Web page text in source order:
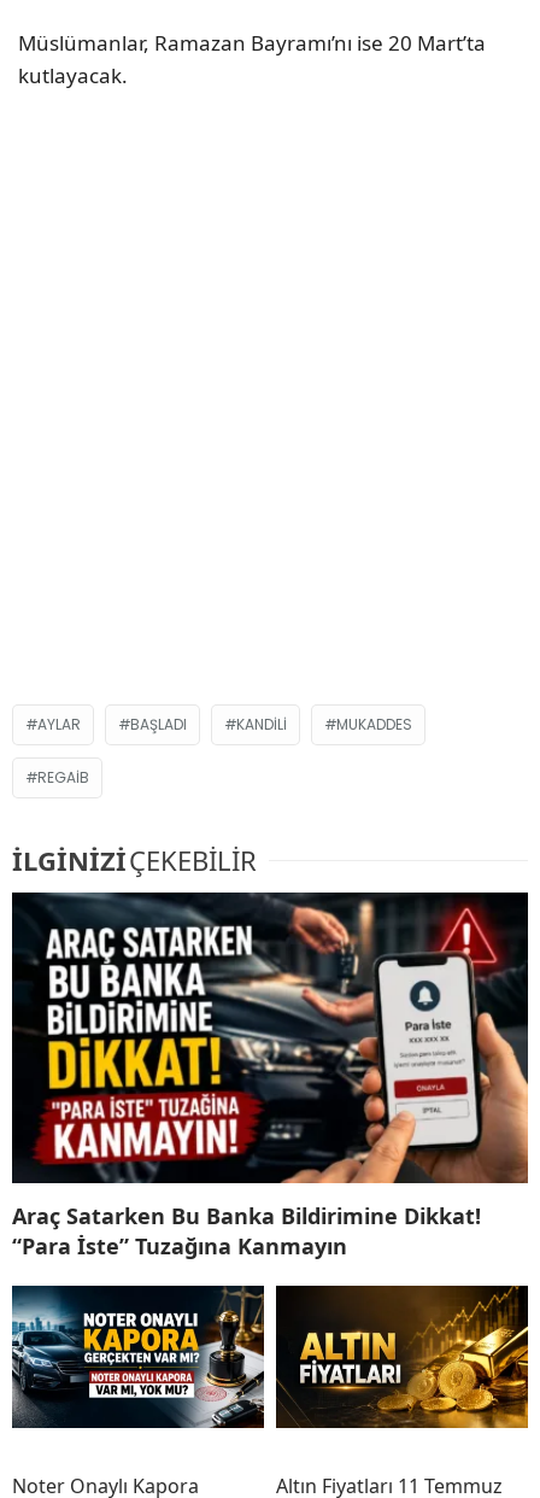
Müslümanlar, Ramazan Bayramı’nı ise 20 Mart’ta
kutlayacak.
AYLAR BAŞLADI KANDILI MUKADDES
REGAIB
İLGİNİZİÇEKEBİLİR
Araç Satarken Bu Banka Bildirimine Dikkat!
“Para İste” Tuzağına Kanmayın
Noter Onaylı Kapora Altın Fiyatları 11 Temmuz